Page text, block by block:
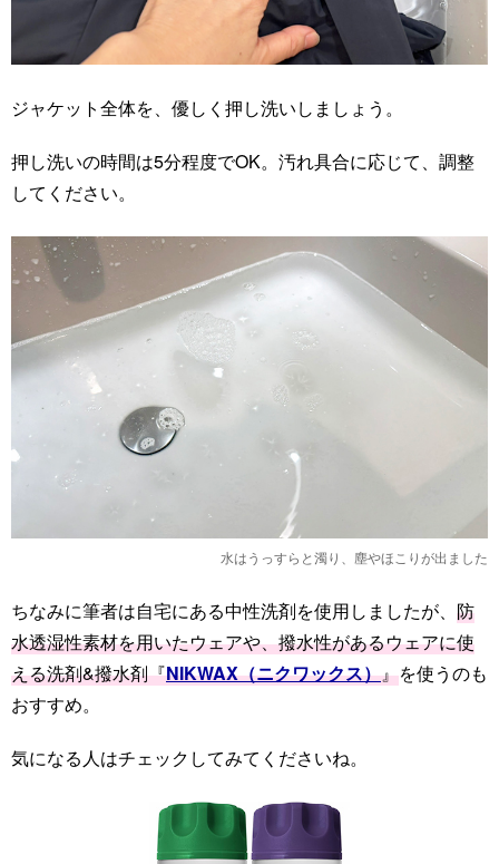
ジャケット全体を、優しく押し洗いしましょう。
押し洗いの時間は5分程度でOK。汚れ具合に応じて、調整
してください。
水はうっすらと濁り、塵やほこりが出ました
ちなみに筆者は自宅にある中性洗剤を使用しましたが、 防
水透湿性素材を用いたウェアや、撥水性があるウェアに使
える洗剤&撥水剤『NIKWAX（ニクワックス）』を使うのも
おすすめ。
気になる人はチェックしてみてくださいね。